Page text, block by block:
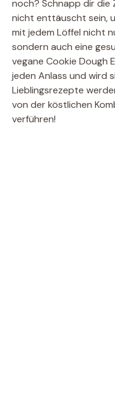
noch? Schnapp dir die
nicht enttäuscht sein,
mit jedem Löffel nicht
sondern auch eine
vegane Cookie Dough
jeden Anlass und wird
Lieblingsrezepte
von der köstlichen
verführen!